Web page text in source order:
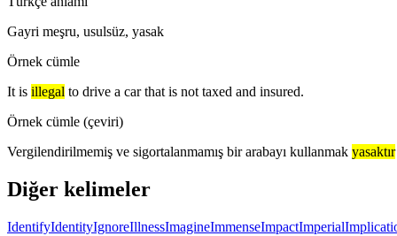
Gayri meşru, usulsüz, yasak
Örnek cümle
It is illegal to drive a car that is not taxed and insured.
Örnek cümle (çeviri)
Vergilendirilmemiş ve sigortalanmamış bir arabayı kullanmak yasaktır
Diğer kelimeler
IdentifyIdentityIgnoreIllnessImagineImmenseImpactImperial